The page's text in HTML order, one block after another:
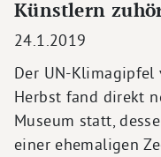
Künstlern
24.1.2019
Der UN-Klimagipfel
Herbst fand direkt
Museum statt,
einer ehemaligen